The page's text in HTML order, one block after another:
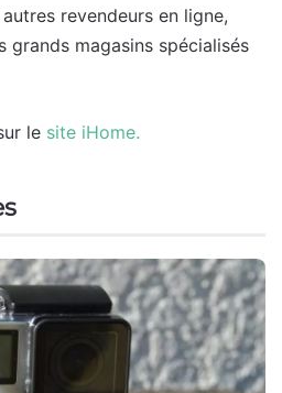
revendeurs en ligne,
grands magasins spécialisés
le site iHome.